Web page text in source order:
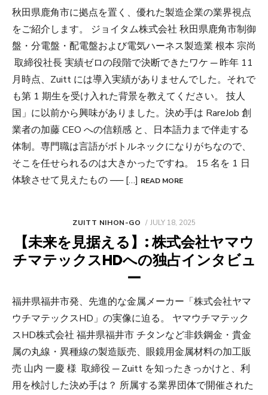
秋田県鹿角市に拠点を置く、優れた製造企業の業界視点
をご紹介します。 ジョイタム株式会社 秋田県鹿角市制御
盤・分電盤・配電盤および電気ハーネス製造業 根本 宗尚
取締役社長 実績ゼロの段階で決断できたワケ ─ 昨年 11
月時点、Zuitt には導入実績がありませんでした。それで
も第 1 期生を受け入れた背景を教えてください。 技人
国」に以前から興味がありました。決め手は RareJob 創
業者の加藤 CEO への信頼感 と、日本語力まで伴走する
体制。専門職は言語がボトルネックになりがちなので、
そこを任せられるのは大きかったですね。 15 名を 1 日
体験させて見えたもの ── […] READ MORE
ZUITT NIHON-GO
POSTED
JULY 18, 2025
【未来を見据える】: 株式会社ヤマウ
チマテックスHDへの独占インタビュ
ー
福井県福井市発、先進的な金属メーカー「株式会社ヤマ
ウチマテックスHD」の実像に迫る。 ヤマウチマテック
スHD株式会社 福井県福井市 チタンなど非鉄鋼金・貴金
属の丸線・異種線の製造販売、眼鏡用金属材料の加工販
売 山内 一慶 様 取締役 ─ Zuitt を知ったきっかけと、利
用を検討した決め手は？ 所属する業界団体で開催された